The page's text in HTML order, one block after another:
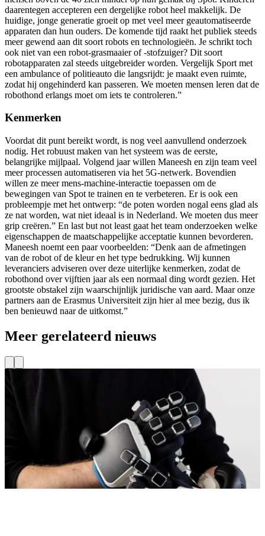
daarentegen accepteren een dergelijke robot heel makkelijk. De
huidige, jonge generatie groeit op met veel meer geautomatiseerde
apparaten dan hun ouders. De komende tijd raakt het publiek steeds
meer gewend aan dit soort robots en technologieën. Je schrikt toch
ook niet van een robot-grasmaaier of -stofzuiger? Dit soort
robotapparaten zal steeds uitgebreider worden. Vergelijk Sport met
een ambulance of politieauto die langsrijdt: je maakt even ruimte,
zodat hij ongehinderd kan passeren. We moeten mensen leren dat de
robothond erlangs moet om iets te controleren.”
Kenmerken
Voordat dit punt bereikt wordt, is nog veel aanvullend onderzoek
nodig. Het robuust maken van het systeem was de eerste,
belangrijke mijlpaal. Volgend jaar willen Maneesh en zijn team veel
meer processen automatiseren via het 5G-netwerk. Bovendien
willen ze meer mens-machine-interactie toepassen om de
bewegingen van Spot te trainen en te verbeteren. Er is ook een
probleempje met het ontwerp: “de poten worden nogal eens glad als
ze nat worden, wat niet ideaal is in Nederland. We moeten dus meer
grip creëren.” En last but not least gaat het team onderzoeken welke
eigenschappen de maatschappelijke acceptatie kunnen bevorderen.
Maneesh noemt een paar voorbeelden: “Denk aan de afmetingen
van de robot of de kleur en het type bedrukking. Wij kunnen
leveranciers adviseren over deze uiterlijke kenmerken, zodat de
robothond over vijftien jaar als een normaal ding wordt gezien. Het
grootste obstakel zijn waarschijnlijk juridische van aard. Maar onze
partners aan de Erasmus Universiteit zijn hier al mee bezig, dus ik
ben benieuwd naar de uitkomst.”
Meer gerelateerd nieuws
Nieuw project: Immersieve training voor veiliger
werken op afstand
Wat als toekomstige professionals in de energiesector de taken die
zij leren alvast kunnen ervaren voordat zij deze in de praktijk
uitvoeren?
Lees meer